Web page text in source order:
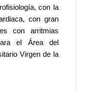
con la
con gran
con arritmias
el Área del
Virgen de la